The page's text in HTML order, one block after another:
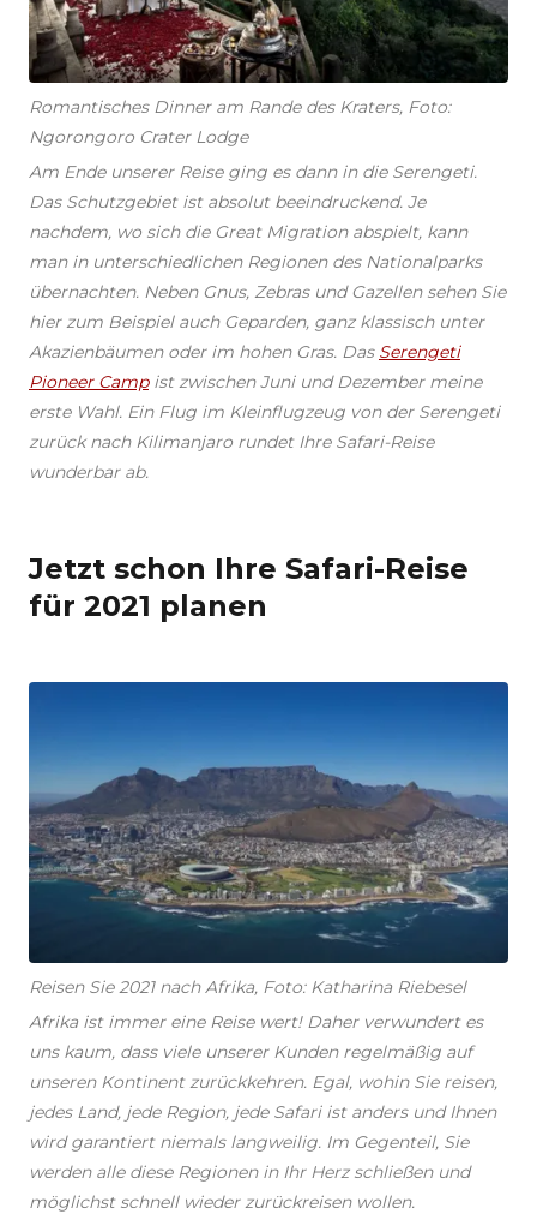
Romantisches Dinner am Rande des Kraters, Foto:
Ngorongoro Crater Lodge
Am Ende unserer Reise ging es dann in die Serengeti.
Das Schutzgebiet ist absolut beeindruckend. Je
nachdem, wo sich die Great Migration abspielt, kann
man in unterschiedlichen Regionen des Nationalparks
übernachten. Neben Gnus, Zebras und Gazellen sehen Sie
hier zum Beispiel auch Geparden, ganz klassisch unter
Akazienbäumen oder im hohen Gras. Das Serengeti
Pioneer Campist zwischen Juni und Dezember meine
erste Wahl. Ein Flug im Kleinflugzeug von der Serengeti
zurück nach Kilimanjaro rundet Ihre Safari-Reise
wunderbar ab.
Jetzt schon Ihre Safari-Reise
für 2021 planen
Reisen Sie 2021 nach Afrika, Foto: Katharina Riebesel
Afrika ist immer eine Reise wert! Daher verwundert es
uns kaum, dass viele unserer Kunden regelmäßig auf
unseren Kontinent zurückkehren. Egal, wohin Sie reisen,
jedes Land, jede Region, jede Safari ist anders und Ihnen
wird garantiert niemals langweilig. Im Gegenteil, Sie
werden alle diese Regionen in Ihr Herz schließen und
möglichst schnell wieder zurückreisen wollen.